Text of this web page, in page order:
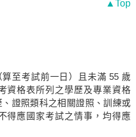
▲Top
至考試前一日）且未滿 55 歲
資格表所列之學歷及專業資格
、證照類科之相關證照、訓練或
得應國家考試之情事，均得應